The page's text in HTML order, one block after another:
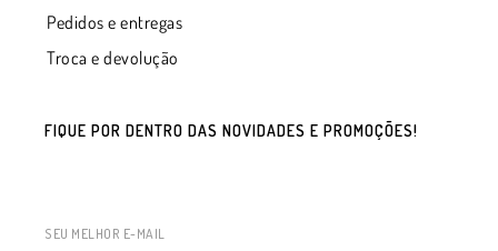
Pedidos e entregas
Troca e devolução
FIQUE POR DENTRO DAS NOVIDADES E PROMOÇÕES!
SEU MELHOR E-MAIL